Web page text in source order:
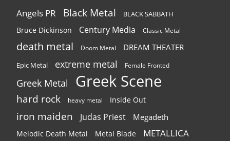
Angels PR Black Metal BLACK SABBATH
Bruce Dickinson Century Media Classic Metal
death metal Doom Metal DREAM THEATER
Epic Metal extreme metal Female Fronted
Greek Metal Greek Scene
hard rock heavy metal Inside Out
iron maiden Judas Priest Megadeth
Melodic Death Metal Metal Blade METALLICA